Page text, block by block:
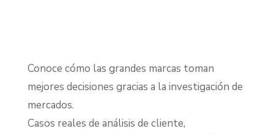
Conoce cómo las grandes marcas toman
mejores decisiones gracias a la investigación de
mercados.
Casos reales de análisis de cliente,